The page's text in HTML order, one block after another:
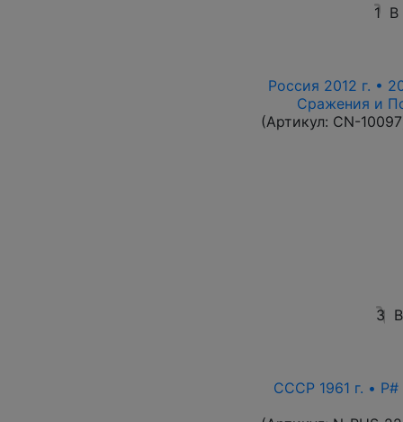
1 В
Россия 2012 г. •
Сражения и
(Артикул: CN-10097
3
СССР 1961 г. •